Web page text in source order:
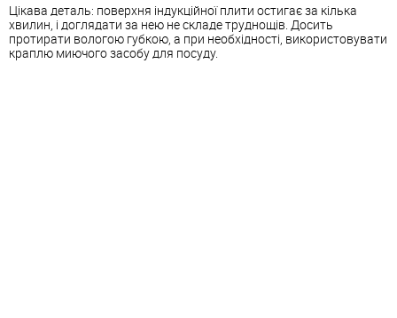
Цікава деталь: поверхня індукційної плити остигає за кілька
хвилин, і доглядати за нею не складе труднощів. Досить
протирати вологою губкою, а при необхідності, використовувати
краплю миючого засобу для посуду.